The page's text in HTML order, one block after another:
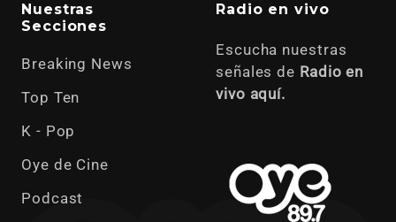
Nuestras
Secciones
Breaking News
Top Ten
K - Pop
Oye de Cine
Podcast
Radio en vivo
Escucha nuestras
señales de Radio en
vivo aquí.